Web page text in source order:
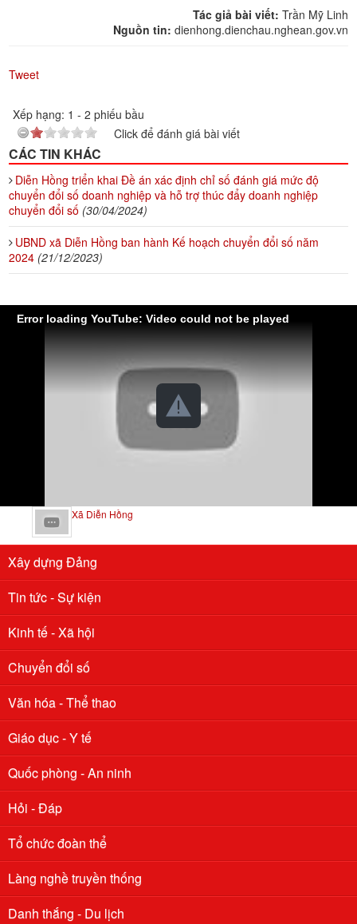
Tác giả bài viết: Trần Mỹ Linh
Nguồn tin: dienhong.dienchau.nghean.gov.vn
Tweet
Xếp hạng: 1 - 2 phiếu bầu
Click để đánh giá bài viết
CÁC TIN KHÁC
Diễn Hồng triển khai Đề án xác định chỉ số đánh giá mức độ
chuyển đổi số doanh nghiệp và hỗ trợ thúc đẩy doanh nghiệp
chuyển đổi số (30/04/2024)
UBND xã Diễn Hồng ban hành Kế hoạch chuyển đổi số năm
2024 (21/12/2023)
Error loading YouTube: Video could not be played
Xã Diễn Hồng
Xây dựng Đảng
Tin tức - Sự kiện
Kinh tế - Xã hội
Chuyển đổi số
Văn hóa - Thể thao
Giáo dục - Y tế
Quốc phòng - An ninh
Hỏi - Đáp
Tổ chức đoàn thể
Làng nghề truyền thống
Danh thắng - Du lịch